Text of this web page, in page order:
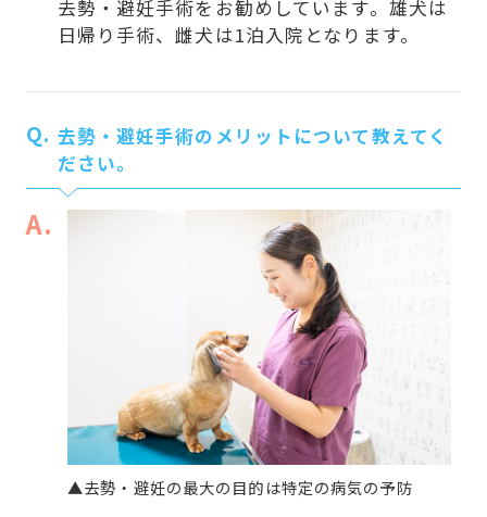
去勢・避妊手術をお勧めしています。雄犬は
日帰り手術、雌犬は1泊入院となります。
Q. 去勢・避妊手術のメリットについて教えてく
ださい。
A.
▲去勢・避妊の最大の目的は特定の病気の予防